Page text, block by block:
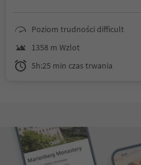
s of the upper and lower Venosta
valley.Poziom trudności difficult
1358 m Wzlot
5h:25 min czas trwania